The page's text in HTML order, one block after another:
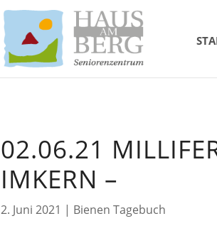
02.06.21
MKERN –
2. Juni 2021 | Bienen Tagebuch